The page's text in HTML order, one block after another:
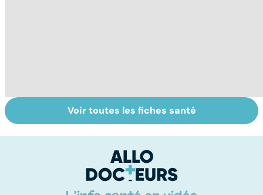
La tuberculose
pulmonaire
Tout savoir sur
les infections
Voir toutes les fiches santé